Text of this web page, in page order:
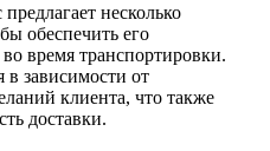
несколько
обеспечить его
время транспортировки.
в зависимости от
клиента, что также
доставки.